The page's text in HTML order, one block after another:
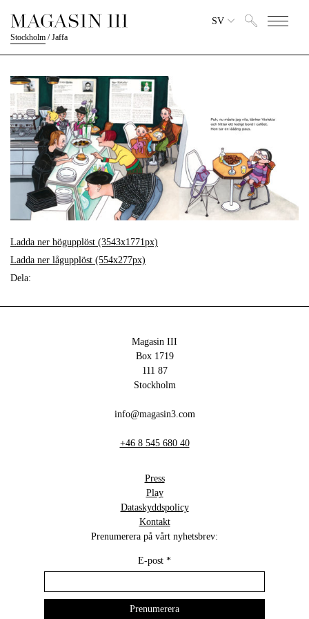
Stockholm /Jaffa
SV
Ladda ner högupplöst (3543x1771px)
Ladda ner lågupplöst (554x277px)
Dela:
Magasin III
Box 1719
111 87
Stockholm
info@magasin3.com
+46 8 545 680 40
Press
Play
Dataskyddspolicy
Kontakt
Prenumerera på vårt nyhetsbrev:
E-post *